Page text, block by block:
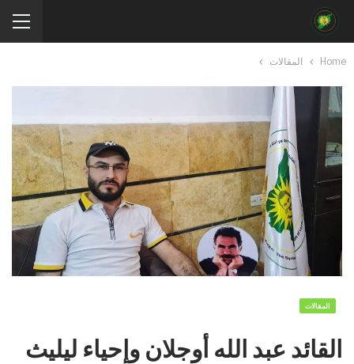
Home المقالات
المقالات
القائد عبد الله أوجلان وإحياء ليليث